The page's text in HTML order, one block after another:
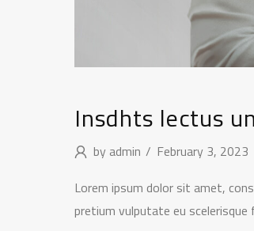
Insdhts lectus
by admin
February 3, 2023
Lorem ipsum dolor sit amet,
pretium vulputate eu